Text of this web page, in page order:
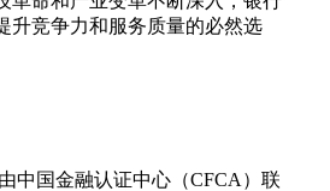
升竞争力和服务质量的必然选
中国金融认证中心（CFCA）联